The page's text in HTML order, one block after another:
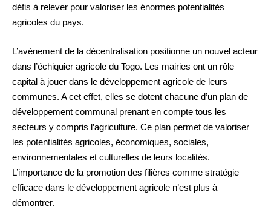
défis à relever pour valoriser les énormes potentialités
agricoles du pays.
L’avènement de la décentralisation positionne un nouvel acteur
dans l’échiquier agricole du Togo. Les mairies ont un rôle
capital à jouer dans le développement agricole de leurs
communes. A cet effet, elles se dotent chacune d’un plan de
développement communal prenant en compte tous les
secteurs y compris l’agriculture. Ce plan permet de valoriser
les potentialités agricoles, économiques, sociales,
environnementales et culturelles de leurs localités.
L’importance de la promotion des filières comme stratégie
efficace dans le développement agricole n’est plus à
démontrer.